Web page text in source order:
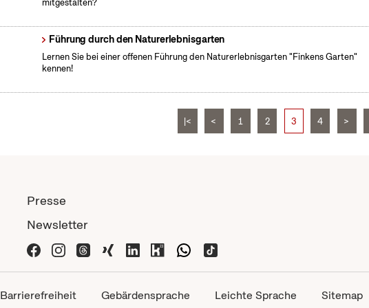
mitgestalten?
Führung durch den Naturerlebnisgarten
Lernen Sie bei einer offenen Führung den Naturerlebnisgarten "Finkens Garten"
kennen!
|< < 1 2 3 4 >
Presse
Newsletter
Barrierefreiheit Gebärdensprache Leichte Sprache Sitemap